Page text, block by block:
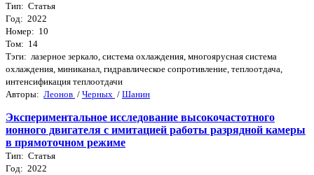
Тип: Статья
Год: 2022
Номер: 10
Том: 14
Тэги: лазерное зеркало, система охлаждения, многоярусная система
охлаждения, миниканал, гидравлическое сопротивление, теплоотдача,
интенсификация теплоотдачи
Авторы: Леонов / Черных / Шанин
Экспериментальное исследование высокочастотного
ионного двигателя с имитацией работы разрядной камеры
в прямоточном режиме
Тип: Статья
Год: 2022